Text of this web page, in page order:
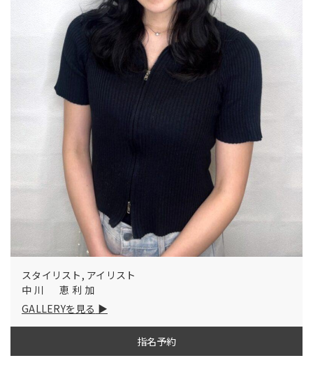
スタイリスト, アイリスト
中川 恵利加
GALLERYを見る
指名予約